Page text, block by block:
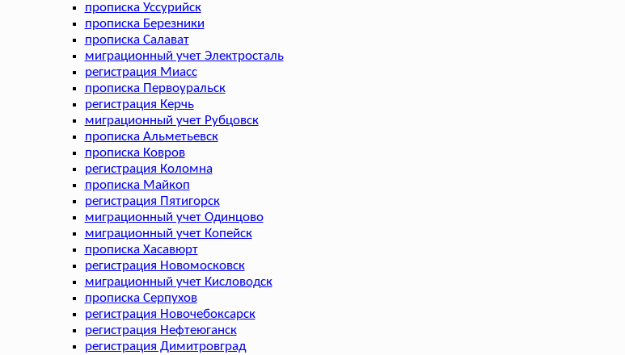
прописка Уссурийск
прописка Березники
прописка Салават
миграционный учет Электросталь
регистрация Миасс
прописка Первоуральск
регистрация Керчь
миграционный учет Рубцовск
прописка Альметьевск
прописка Ковров
регистрация Коломна
прописка Майкоп
регистрация Пятигорск
миграционный учет Одинцово
миграционный учет Копейск
прописка Хасавюрт
регистрация Новомосковск
миграционный учет Кисловодск
прописка Серпухов
регистрация Новочебоксарск
регистрация Нефтеюганск
регистрация Димитровград